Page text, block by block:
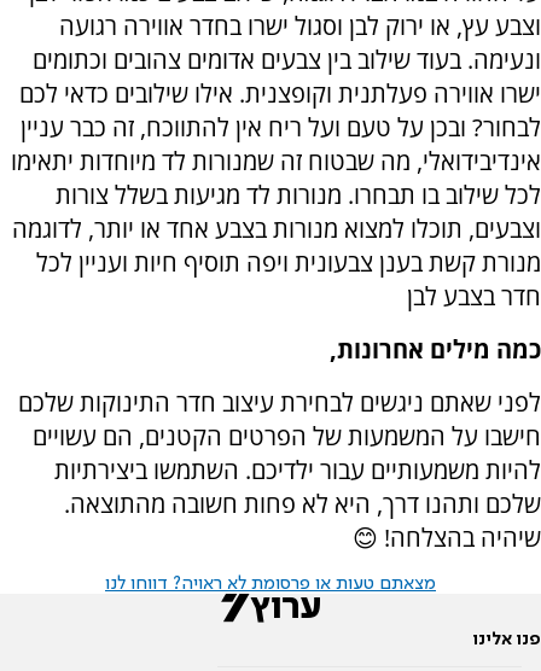
וצבע עץ, או ירוק לבן וסגול ישרו בחדר אווירה רגועה
ונעימה. בעוד שילוב בין צבעים אדומים צהובים וכתומים
ישרו אווירה פעלתנית וקופצנית. אילו שילובים כדאי לכם
לבחור? ובכן על טעם ועל ריח אין להתווכח, זה כבר עניין
אינדיבידואלי, מה שבטוח זה שמנורות לד מיוחדות יתאימו
לכל שילוב בו תבחרו. מנורות לד מגיעות בשלל צורות
וצבעים, תוכלו למצוא מנורות בצבע אחד או יותר, לדוגמה
מנורת קשת בענן צבעונית ויפה תוסיף חיות ועניין לכל
חדר בצבע לבן
כמה מילים אחרונות,
לפני שאתם ניגשים לבחירת עיצוב חדר התינוקות שלכם
חישבו על המשמעות של הפרטים הקטנים, הם עשויים
להיות משמעותיים עבור ילדיכם. השתמשו ביצירתיות
שלכם ותהנו דרך, היא לא פחות חשובה מהתוצאה.
שיהיה בהצלחה! 😊
מצאתם טעות או פרסומת לא ראויה? דווחו לנו
פנו אלינו